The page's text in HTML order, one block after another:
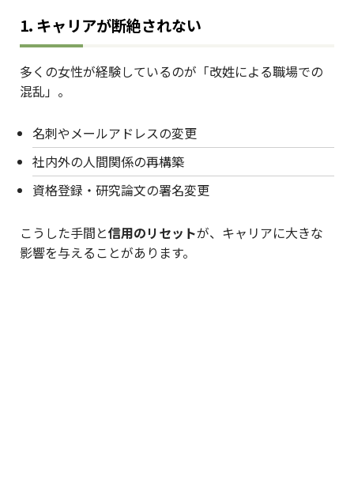
1. キャリアが断絶されない
多くの女性が経験しているのが「改姓による職場での
混乱」。
名刺やメールアドレスの変更
社内外の人間関係の再構築
資格登録・研究論文の署名変更
こうした手間と信用のリセットが、キャリアに大きな
影響を与えることがあります。